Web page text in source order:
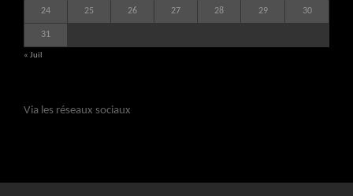
24 25 26 27 28 29 30
31
« Juil
Via les réseaux sociaux